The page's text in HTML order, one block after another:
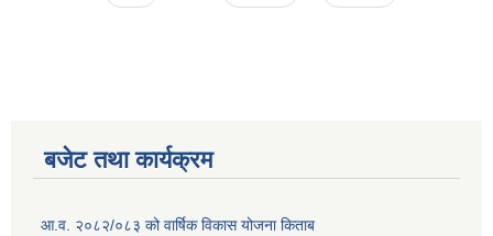
बजेट तथा कार्यक्रम
आ.व. २०८२/०८३ को वार्षिक विकास योजना किताब